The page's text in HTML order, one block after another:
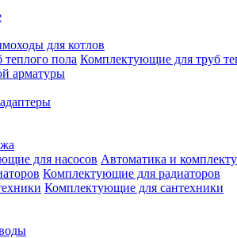
для котлов
Комплектующие для труб
арматуры
Автоматика и
Комплектующие для радиаторов
Комплектующие для сантехники